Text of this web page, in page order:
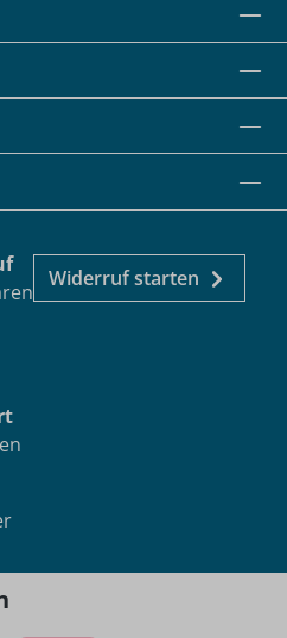
Widerruf starten